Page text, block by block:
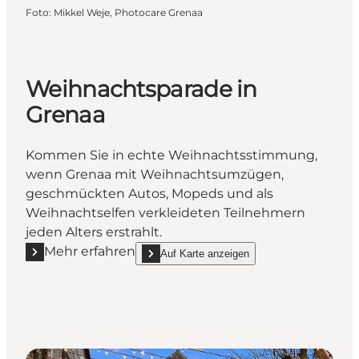
Foto: Mikkel Weje, Photocare Grenaa
Weihnachtsparade in
Grenaa
Kommen Sie in echte Weihnachtsstimmung,
wenn Grenaa mit Weihnachtsumzügen,
geschmückten Autos, Mopeds und als
Weihnachtselfen verkleideten Teilnehmern
jeden Alters erstrahlt.
Mehr erfahren
Mehr erfahren "Weihnachtsparade in Grenaa"
Auf Karte anzeigen
show Weihnachtsparade in Grenaa on_map